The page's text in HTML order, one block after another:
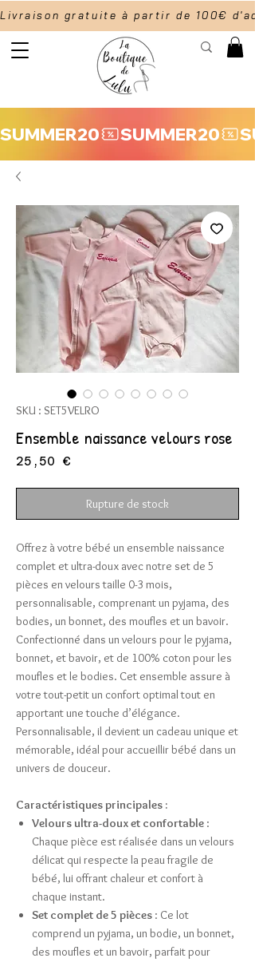
Livraison gratuite à partir de
SUMMER20
SKU : SET5VELRO
Ensemble naissance velours rose
25,50 €
Rupture de stock
Offrez à votre bébé un ensemble naissance
complet et ultra-doux avec notre set de 5
pièces en velours taille 0-3 mois,
personnalisable, comprenant un pyjama, des
bodies, un bonnet, des moufles et un bavoir.
Confectionné dans un velours pour le pyjama,
bonnet, et bavoir, et de 100% coton pour les
moufles et le bodies. Cet ensemble assure à
votre tout-petit un confort optimal tout en
apportant une touche d’élégance.
Personnalisable, il devient un cadeau unique et
mémorable, idéal pour accueillir bébé dans un
univers de douceur.
Caractéristiques principales :
Velours ultra-doux et confortable :
Chaque pièce est réalisée dans un velours
délicat qui respecte la peau fragile de
bébé, lui offrant chaleur et confort à
chaque instant.
Set complet de 5 pièces : Ce lot
comprend un pyjama, un bodie, un bonnet,
des moufles et un bavoir, parfait pour